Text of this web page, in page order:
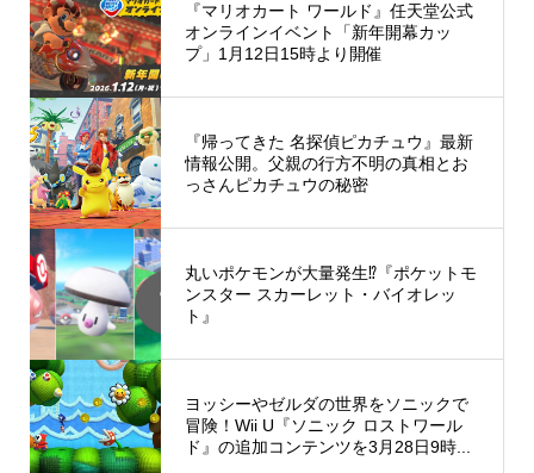
『マリオカート ワールド』任天堂公式
オンラインイベント「新年開幕カッ
プ」1月12日15時より開催
『帰ってきた 名探偵ピカチュウ』最新
情報公開。父親の行方不明の真相とお
っさんピカチュウの秘密
丸いポケモンが大量発生⁉︎『ポケットモ
ンスター スカーレット・バイオレッ
ト』
ヨッシーやゼルダの世界をソニックで
冒険！Wii U『ソニック ロストワール
ド』の追加コンテンツを3月28日9時...